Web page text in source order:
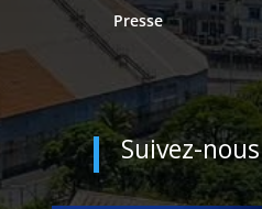
Presse
Suivez-nous